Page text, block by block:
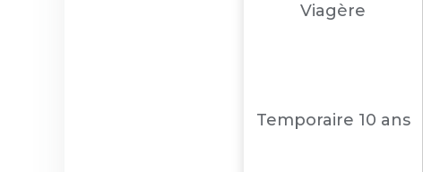
Viagère
Temporaire 10 ans